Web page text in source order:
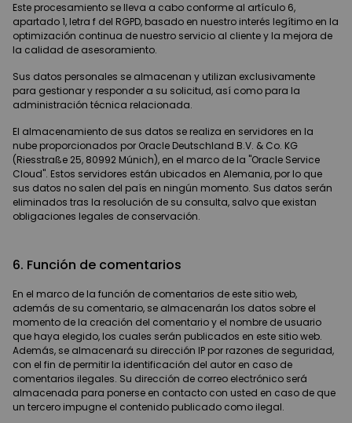
Este procesamiento se lleva a cabo conforme al artículo 6,
apartado 1, letra f del RGPD, basado en nuestro interés legítimo en la
optimización continua de nuestro servicio al cliente y la mejora de
la calidad de asesoramiento.
Sus datos personales se almacenan y utilizan exclusivamente
para gestionar y responder a su solicitud, así como para la
administración técnica relacionada.
El almacenamiento de sus datos se realiza en servidores en la
nube proporcionados por Oracle Deutschland B.V. & Co. KG
(Riesstraße 25, 80992 Múnich), en el marco de la "Oracle Service
Cloud". Estos servidores están ubicados en Alemania, por lo que
sus datos no salen del país en ningún momento. Sus datos serán
eliminados tras la resolución de su consulta, salvo que existan
obligaciones legales de conservación.
6. Función de comentarios
En el marco de la función de comentarios de este sitio web,
además de su comentario, se almacenarán los datos sobre el
momento de la creación del comentario y el nombre de usuario
que haya elegido, los cuales serán publicados en este sitio web.
Además, se almacenará su dirección IP por razones de seguridad,
con el fin de permitir la identificación del autor en caso de
comentarios ilegales. Su dirección de correo electrónico será
almacenada para ponerse en contacto con usted en caso de que
un tercero impugne el contenido publicado como ilegal.